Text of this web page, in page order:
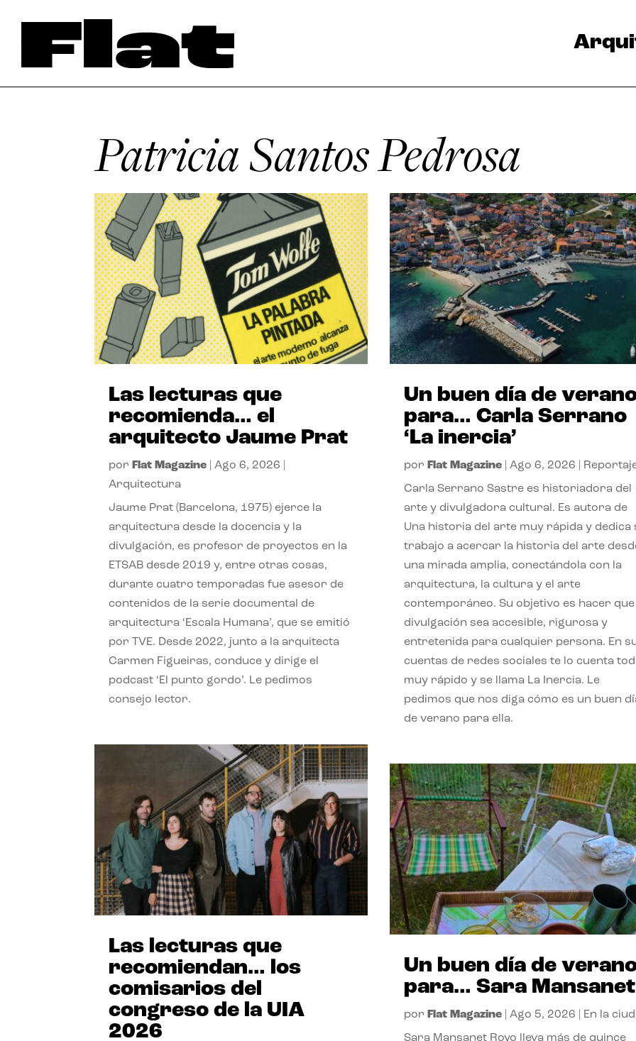
Patricia Santos Pedrosa
Las lecturas que
recomienda… el
arquitecto Jaume Prat
por Flat Magazine |Ago 6, 2026
Arquitectura
Jaume Prat (Barcelona, 1975) ejerce la
arquitectura desde la docencia y la
divulgación, es profesor de proyectos en la
ETSAB desde 2019 y, entre otras cosas,
durante cuatro temporadas fue asesor de
contenidos de la serie documental de
arquitectura ‘Escala Humana’, que se emitió
por TVE. Desde 2022, junto a la arquitecta
Carmen Figueiras, conduce y dirige el
podcast ‘El punto gordo’. Le pedimos
consejo lector.
Las lecturas que
recomiendan… los
comisarios del
congreso de la UIA
2026
Un buen día de
para… Carla Serrano
‘La inercia’
por Flat Magazine| Ago 6, 2026
Carla Serrano Sastre es historiadora del
arte y divulgadora cultural. Es autora de
Una historia del arte muy rápida y dedica
trabajo a acercar la historia del arte
una mirada amplia, conectándola con la
arquitectura, la cultura y el arte
contemporáneo. Su objetivo es hacer que
divulgación sea accesible, rigurosa y
entretenida para cualquier persona. En
cuentas de redes sociales te lo cuenta
muy rápido y se llama La Inercia. Le
pedimos que nos diga cómo es un buen
de verano para ella.
Un buen día de
para… Sara Mansanet
por Flat Magazine| Ago 5, 2026 En la
Sara Mansanet Royo lleva más de quince